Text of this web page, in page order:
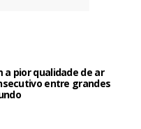
a pior qualidade de ar
entre grandes